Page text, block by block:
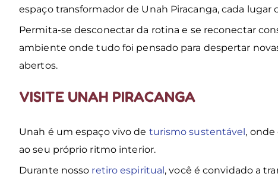
espaço transformador de Unah Piracanga, cada
Permita-se desconectar da rotina e se reconectar
ambiente onde tudo foi pensado para despertar
abertos.
VISITE UNAH PIRACANGA
Unah é um espaço vivo de turismo sustentável, onde
ao seu próprio ritmo interior.
Durante nosso retiro espiritual, você é convidado a